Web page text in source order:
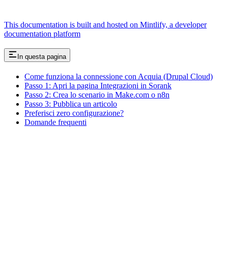
This documentation is built and hosted on Mintlify, a developer
documentation platform
In questa pagina
Come funziona la connessione con Acquia (Drupal Cloud)
Passo 1: Apri la pagina Integrazioni in Sorank
Passo 2: Crea lo scenario in Make.com o n8n
Passo 3: Pubblica un articolo
Preferisci zero configurazione?
Domande frequenti